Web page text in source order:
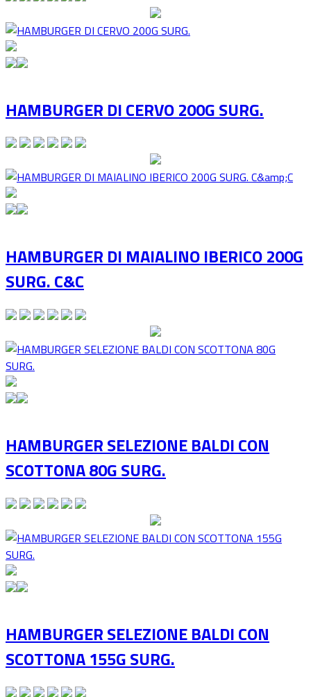
HAMBURGER DI CERVO 200G SURG.
HAMBURGER DI MAIALINO IBERICO 200G
SURG. C&C
HAMBURGER SELEZIONE BALDI CON
SCOTTONA 80G SURG.
HAMBURGER SELEZIONE BALDI CON
SCOTTONA 155G SURG.